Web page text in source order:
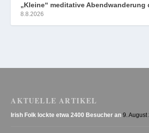
„Kleine“ meditative Abendwanderung
8.8.2026
AKTUELLE ARTIKEL
Irish Folk lockte etwa 2400 Besucher an 9. August